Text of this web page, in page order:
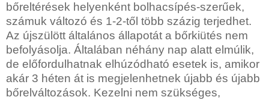
bőreltérések helyenként bolhacsípés-szerűek,
számuk változó és 1-2-től több százig terjedhet.
Az újszülött általános állapotát a bőrkiütés nem
befolyásolja. Általában néhány nap alatt elmúlik,
de előfordulhatnak elhúzódható esetek is, amikor
akár 3 héten át is megjelenhetnek újabb és újabb
bőrelváltozások. Kezelni nem szükséges,